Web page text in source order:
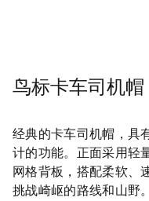
鸟标卡车司机帽
经典的卡车司机帽，具
计的功能。正面采用轻
网格背板，搭配柔软、
挑战崎岖的路线和山野。